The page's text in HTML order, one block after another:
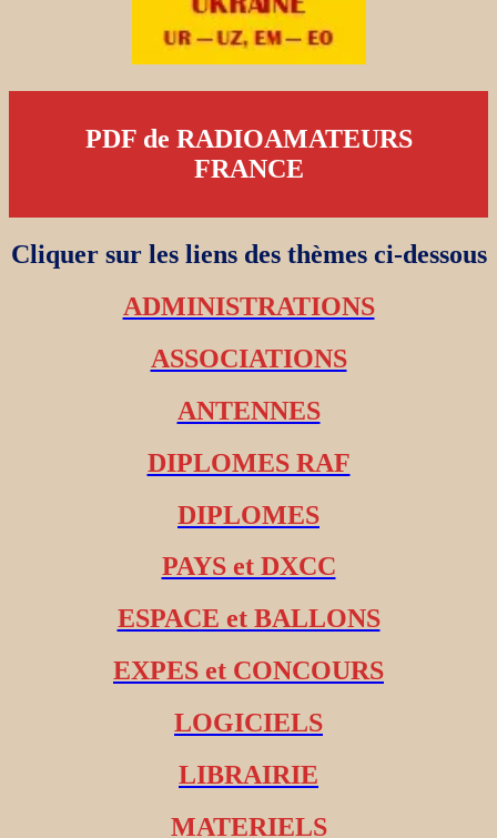
PDF de RADIOAMATEURS
FRANCE
Cliquer sur les liens des thèmes ci-dessous
ADMINISTRATIONS
ASSOCIATIONS
ANTENNES
DIPLOMES RAF
DIPLOMES
PAYS et DXCC
ESPACE et BALLONS
EXPES et CONCOURS
LOGICIELS
LIBRAIRIE
MATERIELS